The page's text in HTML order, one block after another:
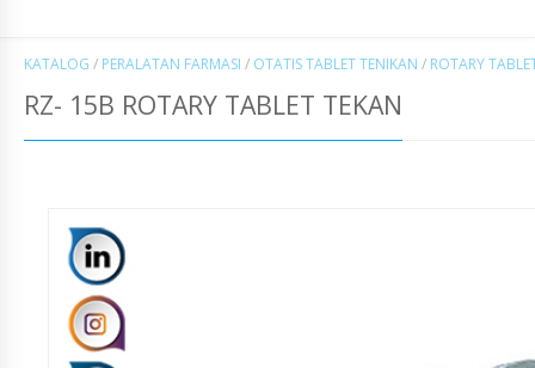
KATALOG / PERALATAN FARMASI / OTATIS TABLET TENIKAN / ROTARY
RZ- 15B ROTARY TABLET TEKAN